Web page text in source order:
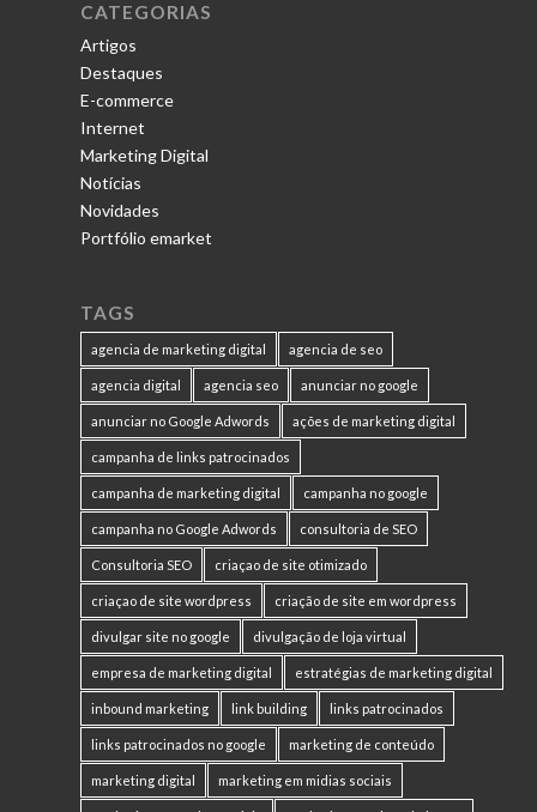
CATEGORIAS
Artigos
Destaques
E-commerce
Internet
Marketing Digital
Notícias
Novidades
Portfólio emarket
TAGS
agencia de marketing digital agencia de seo
agencia digital agencia seo anunciar no google
anunciar no Google Adwords ações de marketing digital
campanha de links patrocinados
campanha de marketing digital campanha no google
campanha no Google Adwords consultoria de SEO
Consultoria SEO criaçao de site otimizado
criaçao de site wordpress criação de site em wordpress
divulgar site no google divulgação de loja virtual
empresa de marketing digital estratégias de marketing digital
inbound marketing link building links patrocinados
links patrocinados no google marketing de conteúdo
marketing digital marketing em midias sociais